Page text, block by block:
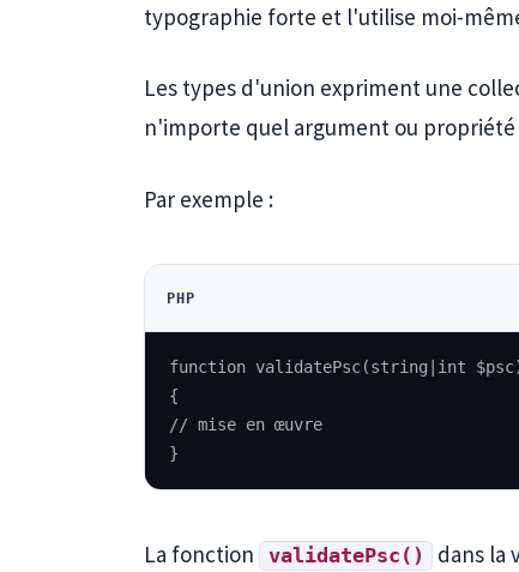
typographie forte et l'utilise moi-
Les types d'union expriment une
n'importe quel argument ou propriété
Par exemple :
PHP
function validatePsc(string|int
{
// mise en œuvre
}
La fonction validatePsc() dans la